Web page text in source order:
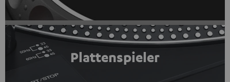
Plattenspieler